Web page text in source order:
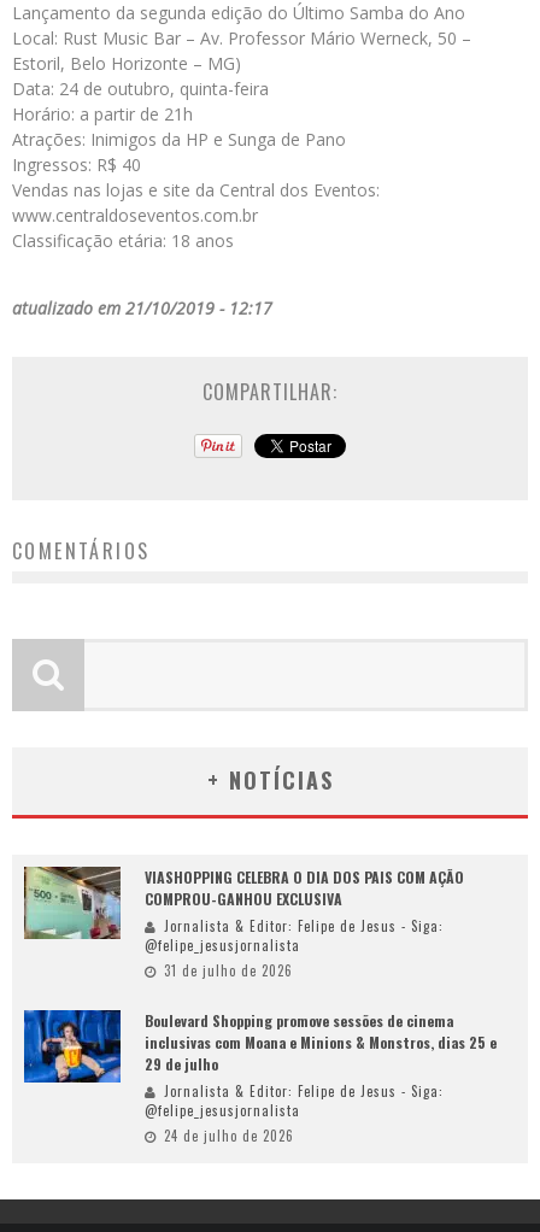
Lançamento da segunda edição do Último Samba do Ano
Local: Rust Music Bar – Av. Professor Mário Werneck, 50 –
Estoril, Belo Horizonte – MG)
Data: 24 de outubro, quinta-feira
Horário: a partir de 21h
Atrações: Inimigos da HP e Sunga de Pano
Ingressos: R$ 40
Vendas nas lojas e site da Central dos Eventos:
www.centraldoseventos.com.br
Classificação etária: 18 anos
atualizado em 21/10/2019 - 12:17
COMPARTILHAR:
COMENTÁRIOS
+ NOTÍCIAS
VIASHOPPING CELEBRA O DIA DOS PAIS COM AÇÃO
COMPROU-GANHOU EXCLUSIVA
Jornalista & Editor: Felipe de Jesus - Siga:
@felipe_jesusjornalista
31 de julho de 2026
Boulevard Shopping promove sessões de cinema
inclusivas com Moana e Minions & Monstros, dias 25 e
29 de julho
Jornalista & Editor: Felipe de Jesus - Siga:
@felipe_jesusjornalista
24 de julho de 2026